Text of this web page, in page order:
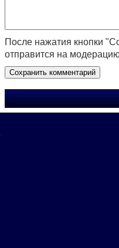
После нажатия кнопки
отправится на
.